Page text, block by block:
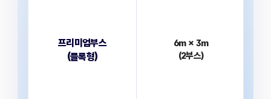
프리미엄부스
(블록형)
6m × 3m
(2부스)